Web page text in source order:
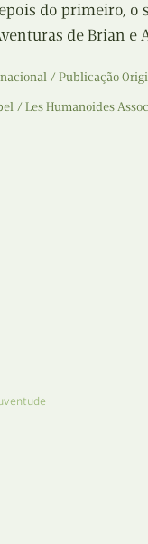
do primeiro, o
de Brian e
Publicação
Les Humanoides